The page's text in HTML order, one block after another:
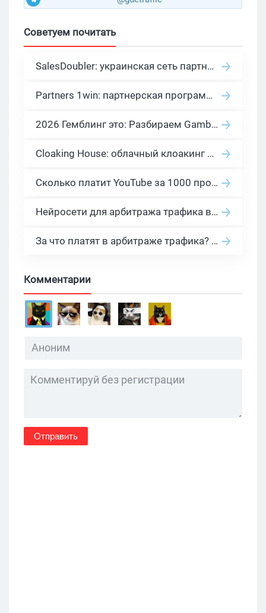
Советуем почитать
SalesDoubler: украинская сеть партнерских программ с оплатой за действие
Partners 1win: партнерская программа казино в нише гемблинг арбитраж
2026 Гемблинг это: Разбираем Gambling вертикаль, и все что связано с гемблинг и беттинг офферами
Cloaking House: облачный клоакинг для фильтрации ботов FB и Google Ads — гайд PHP-интеграции 2026
Сколько платит YouTube за 1000 просмотров в 2026: реальные цифры от 0.5 до 36 USD по ГЕО
Нейросети для арбитража трафика в 2026: инструменты, кейсы и AI-медиабайеры
За что платят в арбитраже трафика? 30 моделей оплаты в бурж и СНГ партнерках
Комментарии
Отправить